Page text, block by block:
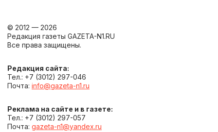
© 2012 — 2026
Редакция газеты GAZETA-N1.RU
Все права защищены.
Редакция сайта:
Тел.: +7 (3012) 297-046
Почта: info@gazeta-n1.ru
Реклама на сайте и в газете:
Тел.: +7 (3012) 297-057
Почта: gazeta-n1@yandex.ru